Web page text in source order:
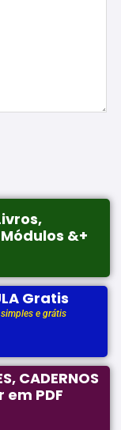
&+
Gratis
e grátis
CADERNOS
em PDF